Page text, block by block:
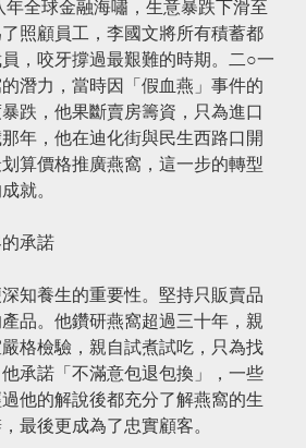
全球金融海嘯，生意暴跌下滑至
照顧員工，李國文將所有積蓄都
，咬牙撐過最艱難的時期。二○一
潛力，當時因「假血燕」事件的
跌，他果斷賣房籌資，只為進口
年，他在迪化街與民生西路口開
算價格推廣燕窩，這一步的轉型
就。
承諾
知養生的重要性。堅持只販賣品
品。他鑽研燕窩超過三十年，親
格檢驗，親自試煮試吃，只為找
承諾「不滿意包退包換」，一些
他的解說後都充分了解燕窩的生
最後更成為了忠實顧客。